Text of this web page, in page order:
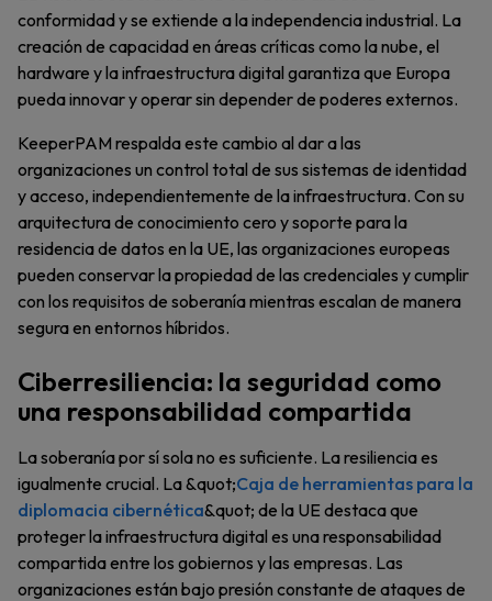
conformidad y se extiende a la independencia industrial. La
creación de capacidad en áreas críticas como la nube, el
hardware y la infraestructura digital garantiza que Europa
pueda innovar y operar sin depender de poderes externos.
KeeperPAM respalda este cambio al dar a las
organizaciones un control total de sus sistemas de identidad
y acceso, independientemente de la infraestructura. Con su
arquitectura de conocimiento cero y soporte para la
residencia de datos en la UE, las organizaciones europeas
pueden conservar la propiedad de las credenciales y cumplir
con los requisitos de soberanía mientras escalan de manera
segura en entornos híbridos.
Ciberresiliencia: la seguridad como
una responsabilidad compartida
La soberanía por sí sola no es suficiente. La resiliencia es
igualmente crucial. La &quot;Caja de herramientas para la
diplomacia cibernética&quot; de la UE destaca que
proteger la infraestructura digital es una responsabilidad
compartida entre los gobiernos y las empresas. Las
organizaciones están bajo presión constante de ataques de